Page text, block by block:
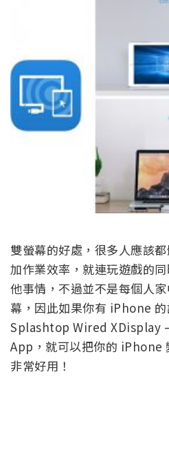
雙螢幕的好處，很多人應該
加作業效率，就連玩遊戲的
他事情，不過並不是每個人
幕，因此如果你有 iPhone
Splashtop Wired XDisplay
App，就可以把你的 iPhone
非常好用！